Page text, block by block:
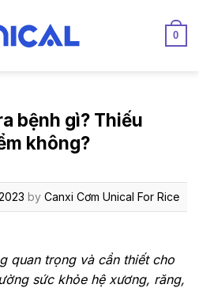
0
bệnh gì? Thiếu
không?
by Canxi Cơm Unical For Rice
quan trọng và cần thiết cho
sức khỏe hệ xương, răng,